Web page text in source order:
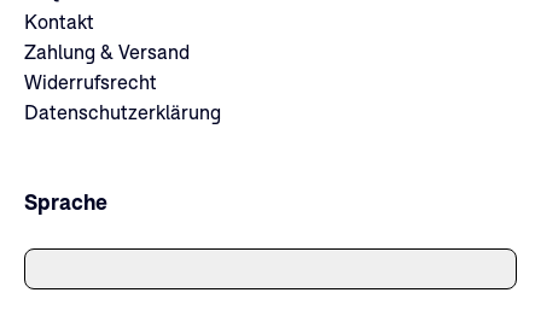
Kontakt
Zahlung & Versand
Widerrufsrecht
Datenschutzerklärung
Sprache